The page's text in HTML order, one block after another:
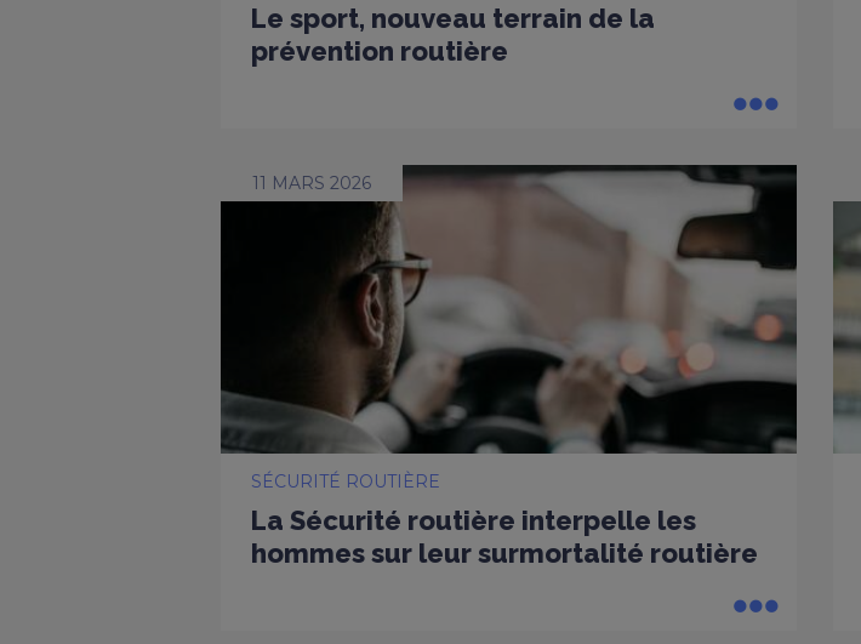
Le sport, nouveau terrain de la
prévention routière
11 MARS 2026
SÉCURITÉ ROUTIÈRE
La Sécurité routière interpelle les
hommes sur leur surmortalité routière